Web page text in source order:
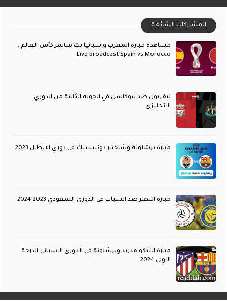
المشاركات الشائعة
مشاهدة مبارة المغرب وإسبانيا بث مباشر كأس العالم ,
Live broadcast Spain vs Morocco
ليفربول ضد نيوكاسل في الجولة الثالتة من الدوري
الانجليزي
مبارة برشلونة وشاختار دونيستيك في دوري الابطال 2023
مبارة النصر ضد الشباب في الدوري السعودي 2023-2024
مبارة اتلتكو مدريد وبرشلونة في الدوري الاسباني الدرجة
الاولى 2024